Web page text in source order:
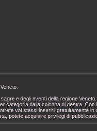
e degli eventi della regione
categoria dalla colonna di destra.
voi stessi inserirli gratuitamente
potete acquisire privilegi di